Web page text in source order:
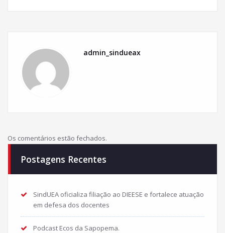
admin_sindueax
Os comentários estão fechados.
Postagens Recentes
SindUEA oficializa filiação ao DIEESE e fortalece atuação
em defesa dos docentes
Podcast Ecos da Sapopema.